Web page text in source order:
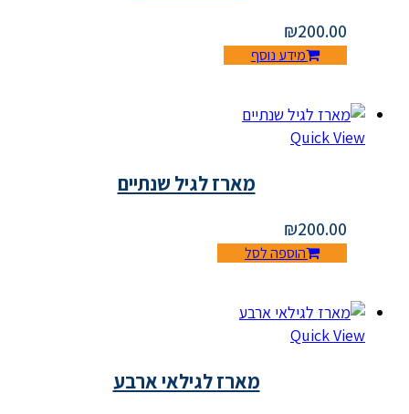
₪200.00
מידע נוסף
Quick View
מארז לגיל שנתיים
₪200.00
הוספה לסל
Quick View
מארז לגילאי ארבע